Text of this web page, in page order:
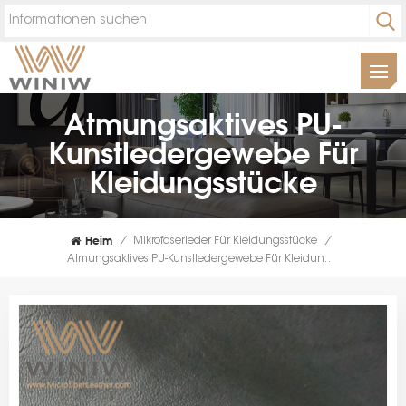
Atmungsaktives PU-
Kunstledergewebe Für
Kleidungsstücke
Heim / Mikrofaserleder Für Kleidungsstücke
/
Atmungsaktives PU-Kunstledergewebe Für Kleidungsstücke